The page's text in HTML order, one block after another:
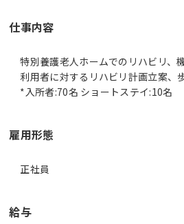
仕事内容
特別養護老人ホームでのリハビリ、
利用者に対するリハビリ計画立案、
*入所者:70名 ショートステイ:10名
雇用形態
正社員
給与